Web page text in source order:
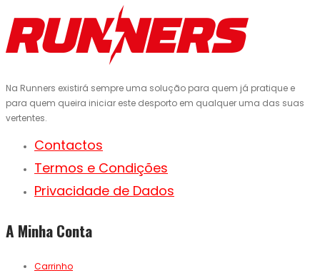
Na Runners existirá sempre uma solução para quem já pratique e
para quem queira iniciar este desporto em qualquer uma das suas
vertentes.
Contactos
Termos e Condições
Privacidade de Dados
A Minha Conta
Carrinho